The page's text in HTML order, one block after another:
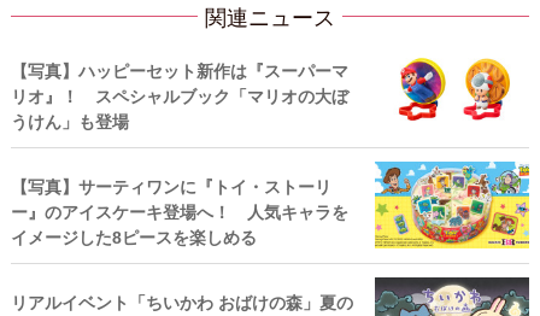
関連ニュース
【写真】ハッピーセット新作は『スーパーマ
リオ』！ スペシャルブック「マリオの大ぼ
うけん」も登場
【写真】サーティワンに『トイ・ストーリ
ー』のアイスケーキ登場へ！ 人気キャラを
イメージした8ピースを楽しめる
リアルイベント「ちいかわ おばけの森」夏の